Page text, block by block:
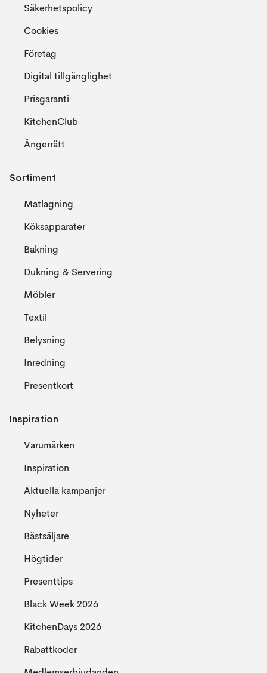
Säkerhetspolicy
Cookies
Företag
Digital tillgänglighet
Prisgaranti
KitchenClub
Ångerrätt
Sortiment
Matlagning
Köksapparater
Bakning
Dukning & Servering
Möbler
Textil
Belysning
Inredning
Presentkort
Inspiration
Varumärken
Inspiration
Aktuella kampanjer
Nyheter
Bästsäljare
Högtider
Presenttips
Black Week 2026
KitchenDays 2026
Rabattkoder